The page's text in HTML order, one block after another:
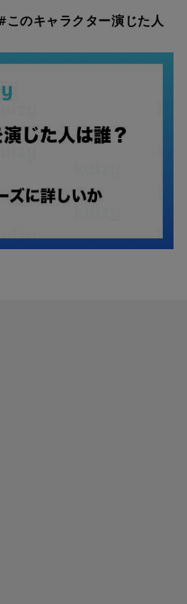
のキャラクター演じた人